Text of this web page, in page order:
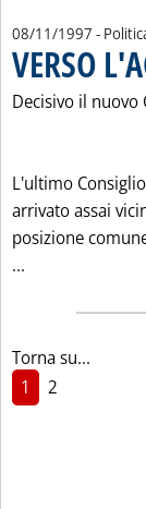
08/11/1997 -
VERSO
Decisivo il nuovo
L'ultimo
arrivato assai
posizione
...
Torna su...
1
2